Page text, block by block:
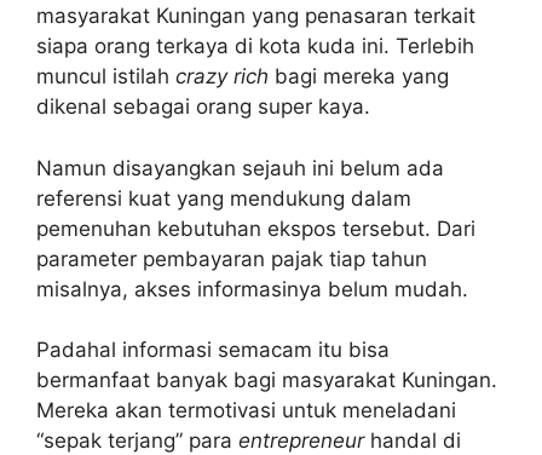
masyarakat Kuningan yang penasaran terkait
siapa orang terkaya di kota kuda ini. Terlebih
muncul istilah crazy rich bagi mereka yang
dikenal sebagai orang super kaya.
Namun disayangkan sejauh ini belum ada
referensi kuat yang mendukung dalam
pemenuhan kebutuhan ekspos tersebut. Dari
parameter pembayaran pajak tiap tahun
misalnya, akses informasinya belum mudah.
Padahal informasi semacam itu bisa
bermanfaat banyak bagi masyarakat Kuningan.
Mereka akan termotivasi untuk meneladani
“sepak terjang” para entrepreneurhandal di